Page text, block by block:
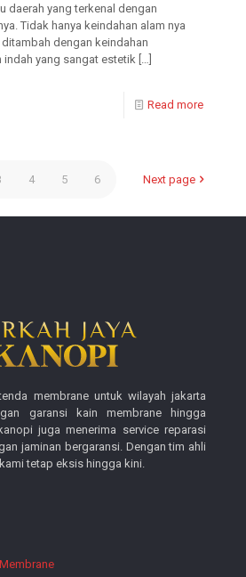
daerah yang terkenal dengan
Tidak hanya keindahan alam nya
dengan keindahan
indah yang sangat estetik […]
Read more
4 5 6 Next page
membrane untuk wilayah jakarta
garansi kain membrane hingga
juga menerima service reparasi
jaminan bergaransi. Dengan tim ahli
tetap eksis hingga kini.